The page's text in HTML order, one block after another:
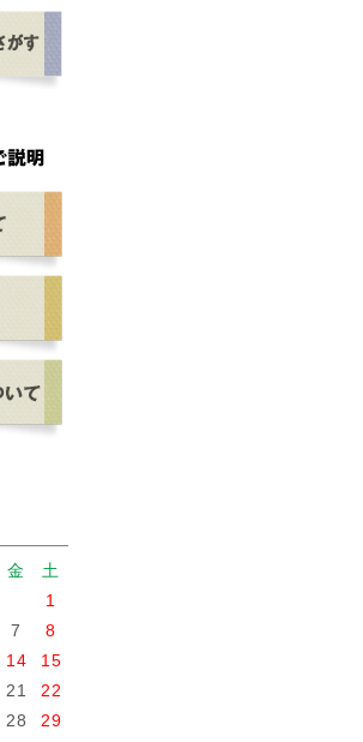
金
土
1
7
8
14
15
21
22
28
29